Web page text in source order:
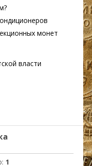
монет
власти
1